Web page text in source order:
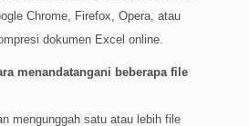
Chrome, Firefox, Opera, atau
dokumen Excel online.
menandatangani beberapa file
mengunggah satu atau lebih file